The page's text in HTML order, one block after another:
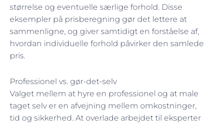
størrelse og eventuelle særlige forhold. Disse
eksempler på prisberegning gør det lettere at
sammenligne, og giver samtidigt en forståelse af,
hvordan individuelle forhold påvirker den samlede
pris.
Professionel vs. gør-det-selv
Valget mellem at hyre en professionel og at male
taget selv er en afvejning mellem omkostninger,
tid og sikkerhed. At overlade arbejdet til eksperter